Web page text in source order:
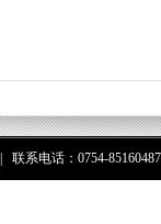
系电话：0754-